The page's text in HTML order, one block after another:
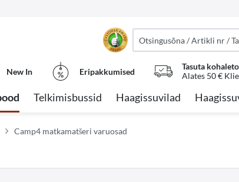
New In Eripakkumised
Tasuta
Alates 50 €
Telkimisbussid Haagissuvilad
Camp4 matkamatšeri varuosad